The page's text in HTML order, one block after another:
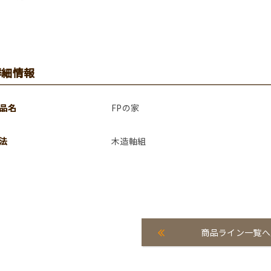
情報
名 FPの家
木造軸組
商品ライン一覧